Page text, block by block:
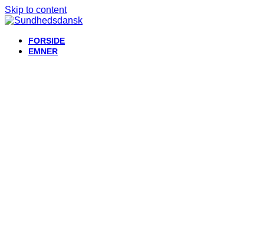
Skip to content
FORSIDE
EMNER